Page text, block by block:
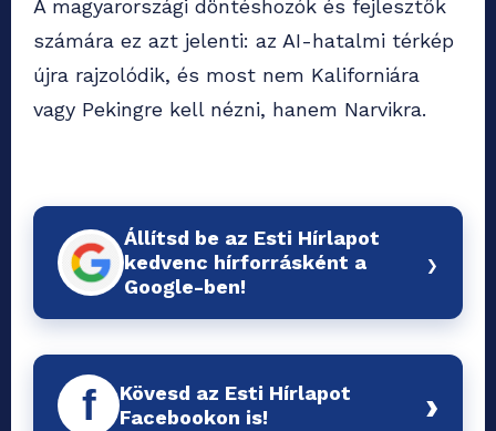
A magyarországi döntéshozók és fejlesztők
számára ez azt jelenti: az AI-hatalmi térkép
újra rajzolódik, és most nem Kaliforniára
vagy Pekingre kell nézni, hanem Narvikra.
Állítsd be az Esti Hírlapot
kedvenc hírforrásként a
Google-ben!
›
f
Kövesd az Esti Hírlapot
Facebookon is!
›